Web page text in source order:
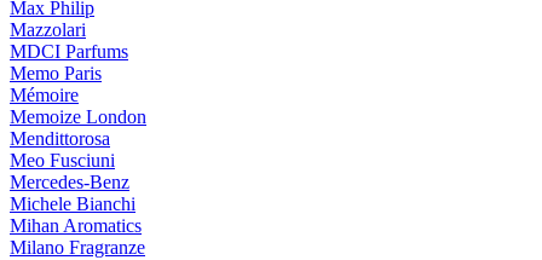
Max Philip
Mazzolari
MDCI Parfums
Memo Paris
Mémoire
Memoize London
Mendittorosa
Meo Fusciuni
Mercedes-Benz
Michele Bianchi
Mihan Aromatics
Milano Fragranze